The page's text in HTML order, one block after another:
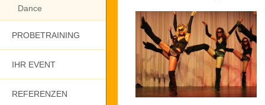
Dance
PROBETRAINING
IHR EVENT
REFERENZEN